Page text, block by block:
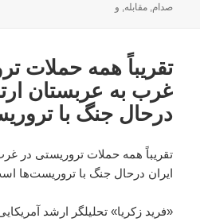
در
صدام,مقابله, و
تقریباً همه حملات
غرب به عربستان
درحال جنگ با
تقریباً همه حملات تروریستی در
ایران درحال جنگ با تروریست‌ها
«فرید زکریا» تحلیلگر ارشد